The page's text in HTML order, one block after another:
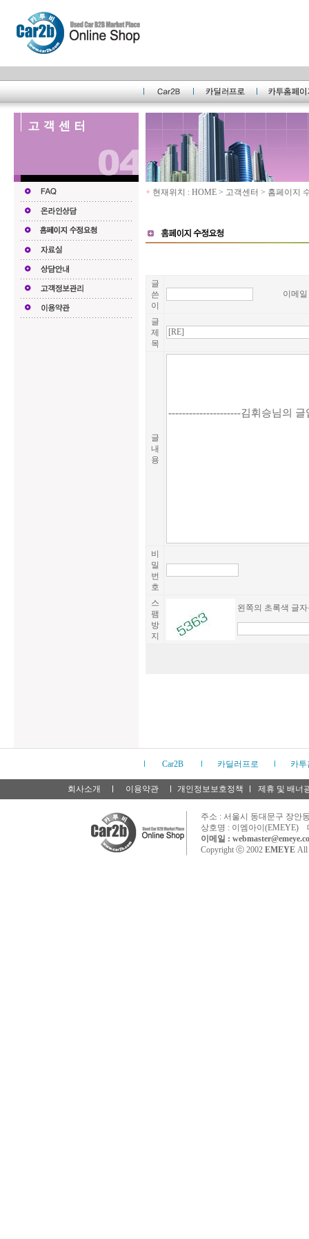
+ 현재위치 : HOME > 고객센터 > 홈페이지
글
쓴
이
이메일
글
제
목
글
내
용
비
밀
번
호
스
팸
방
지
왼쪽의 초록색 글
Car2B 카딜러프로 카투
회사소개 이용약관 개인정보보호정책 제휴 및 배너
주소 : 서울시 동대문구 장안
상호명 : 이엠아이(EMEYE)
이메일 :
Copyright ⓒ 2002 EMEYE All